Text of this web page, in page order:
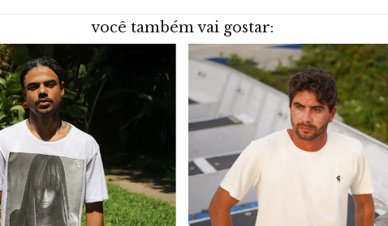
você também vai gostar: